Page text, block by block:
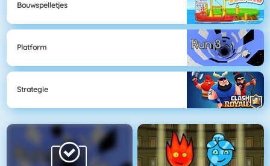
Bouwspelletjes
Platform
Strategie